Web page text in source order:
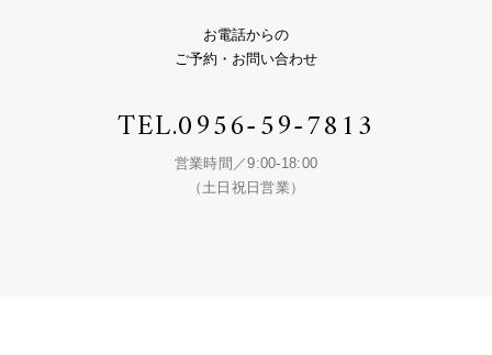
お電話からの
ご予約・お問い合わせ
TEL.0956-59-7813
営業時間／9:00-18:00
（土日祝日営業）